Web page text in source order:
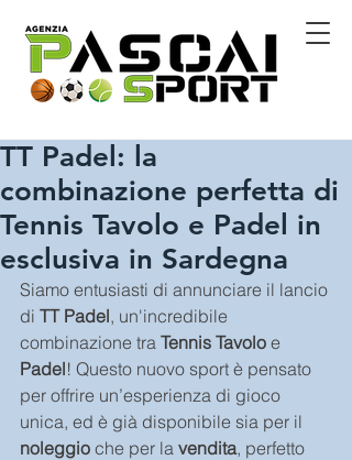
TT Padel: la
combinazione perfetta di
Tennis Tavolo e Padel in
esclusiva in Sardegna
Siamo entusiasti di annunciare il lancio
di TT Padel, un'incredibile
combinazione tra Tennis Tavolo e
Padel! Questo nuovo sport è pensato
per offrire un’esperienza di gioco
unica, ed è già disponibile sia per il
noleggio che per la vendita, perfetto